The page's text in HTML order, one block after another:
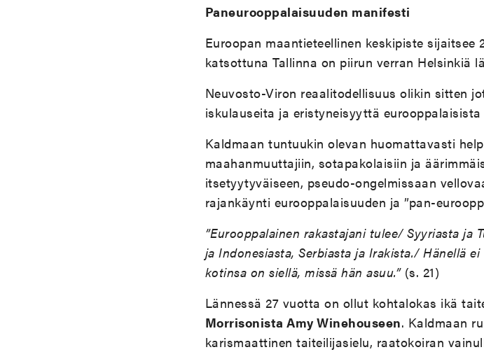
Paneurooppalaisuuden manifesti
Euroopan maantieteellinen keskipiste
katsottuna Tallinna on piirun verran Helsinkiä
Neuvosto-Viron reaalitodellisuus olikin sitten
iskulauseita ja eristyneisyyttä
Kaldmaan tuntuukin olevan huomattavasti
maahanmuuttajiin, sotapakolaisiin ja
itsetyytyväiseen, pseudo-ongelmissaan
rajankäynti eurooppalaisuuden ja ”pan-
”Eurooppalainen rakastajani tulee/ Syyriasta ja
ja Indonesiasta, Serbiasta ja Irakista./ Hänellä
kotinsa on siellä, missä hän asuu.”(s. 21)
Lännessä 27 vuotta on ollut kohtalokas ikä
Morrisonista Amy Winehouseen. Kaldmaan
karismaattinen taiteilijasielu, raatokoiran